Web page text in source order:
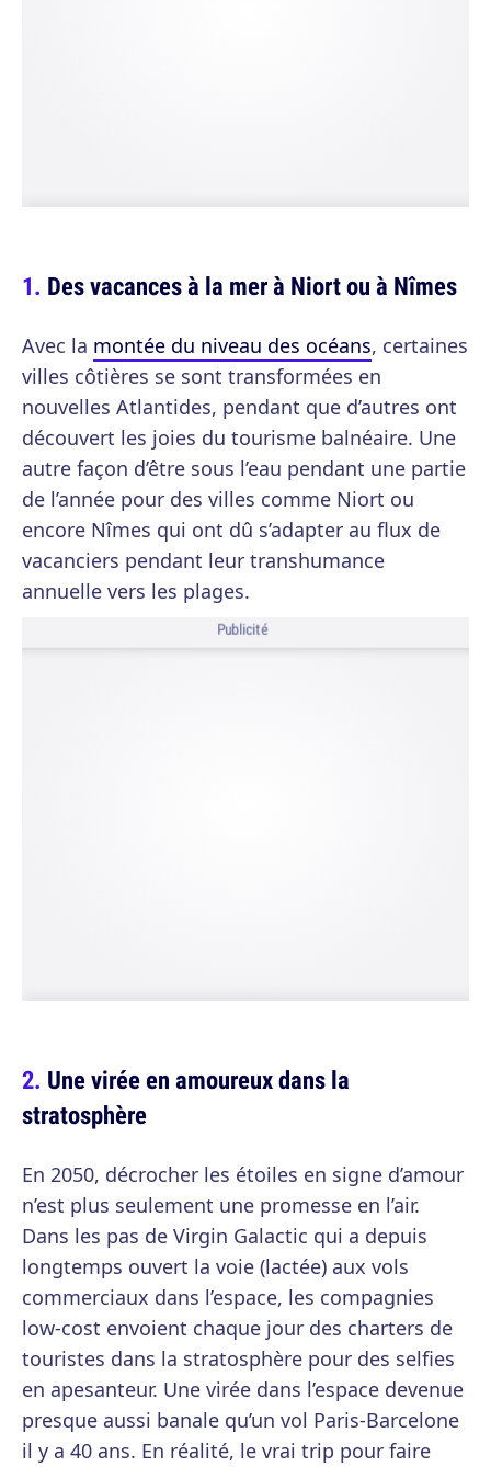
Des vacances à la mer à Niort ou à Nîmes
Avec la montée du niveau des océans, certaines
villes côtières se sont transformées en
nouvelles Atlantides, pendant que d’autres ont
découvert les joies du tourisme balnéaire. Une
autre façon d’être sous l’eau pendant une partie
de l’année pour des villes comme Niort ou
encore Nîmes qui ont dû s’adapter au flux de
vacanciers pendant leur transhumance
annuelle vers les plages.
Publicité
Une virée en amoureux dans la
stratosphère
En 2050, décrocher les étoiles en signe d’amour
n’est plus seulement une promesse en l’air.
Dans les pas de Virgin Galactic qui a depuis
longtemps ouvert la voie (lactée) aux vols
commerciaux dans l’espace, les compagnies
low-cost envoient chaque jour des charters de
touristes dans la stratosphère pour des selfies
en apesanteur. Une virée dans l’espace devenue
presque aussi banale qu’un vol Paris-Barcelone
il y a 40 ans. En réalité, le vrai trip pour faire